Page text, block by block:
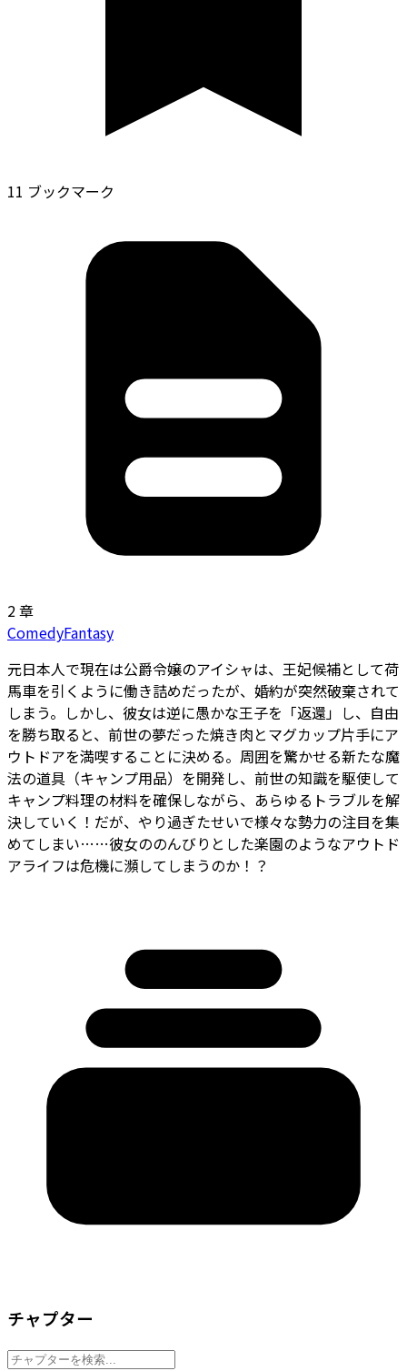
11 ブックマーク
2 章
ComedyFantasy
元日本人で現在は公爵令嬢のアイシャは、王妃候補として荷
馬車を引くように働き詰めだったが、婚約が突然破棄されて
しまう。しかし、彼女は逆に愚かな王子を「返還」し、自由
を勝ち取ると、前世の夢だった焼き肉とマグカップ片手にア
ウトドアを満喫することに決める。周囲を驚かせる新たな魔
法の道具（キャンプ用品）を開発し、前世の知識を駆使して
キャンプ料理の材料を確保しながら、あらゆるトラブルを解
決していく！だが、やり過ぎたせいで様々な勢力の注目を集
めてしまい……彼女ののんびりとした楽園のようなアウトド
アライフは危機に瀕してしまうのか！？
チャプター